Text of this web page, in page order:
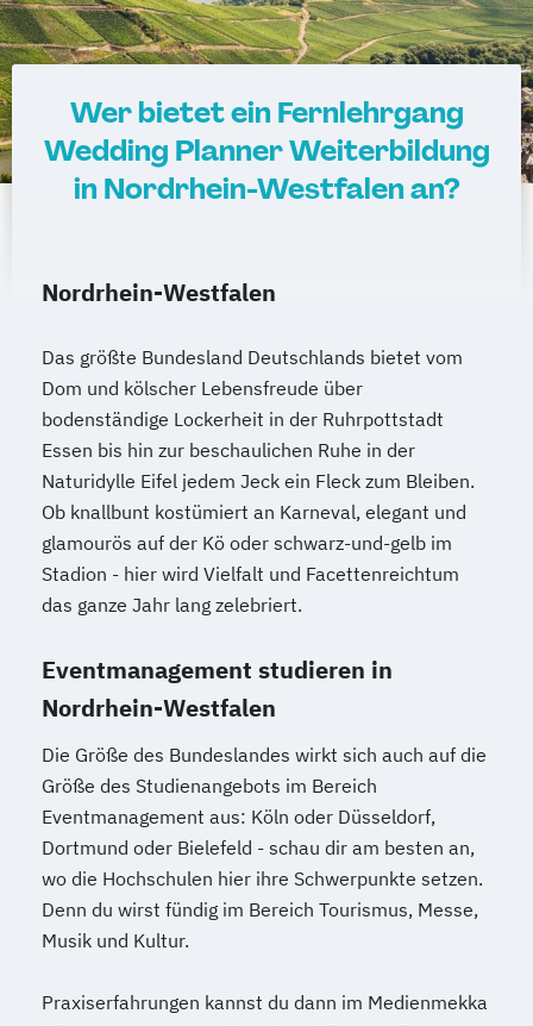
Wer bietet ein Fernlehrgang
Wedding Planner Weiterbildung
in Nordrhein-Westfalen an?
Nordrhein-Westfalen
Das größte Bundesland Deutschlands bietet vom
Dom und kölscher Lebensfreude über
bodenständige Lockerheit in der Ruhrpottstadt
Essen bis hin zur beschaulichen Ruhe in der
Naturidylle Eifel jedem Jeck ein Fleck zum Bleiben.
Ob knallbunt kostümiert an Karneval, elegant und
glamourös auf der Kö oder schwarz-und-gelb im
Stadion - hier wird Vielfalt und Facettenreichtum
das ganze Jahr lang zelebriert.
Eventmanagement studieren in
Nordrhein-Westfalen
Die Größe des Bundeslandes wirkt sich auch auf die
Größe des Studienangebots im Bereich
Eventmanagement aus: Köln oder Düsseldorf,
Dortmund oder Bielefeld - schau dir am besten an,
wo die Hochschulen hier ihre Schwerpunkte setzen.
Denn du wirst fündig im Bereich Tourismus, Messe,
Musik und Kultur.
Praxiserfahrungen kannst du dann im Medienmekka